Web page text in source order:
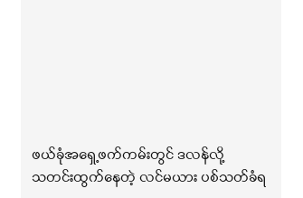
ဖယ်ခုံအရှေ့ဖက်ကမ်းတွင် ဒလန်လို့
သတင်းထွက်နေတဲ့ လင်မယား ပစ်သတ်ခံရ